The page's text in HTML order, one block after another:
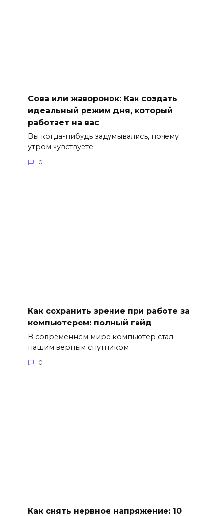
Сова или жаворонок: Как создать
идеальный режим дня, который
работает на вас
Вы когда-нибудь задумывались, почему
утром чувствуете
0
Как сохранить зрение при работе за
компьютером: полный гайд
В современном мире компьютер стал
нашим верным спутником
0
Как снять нервное напряжение: 10